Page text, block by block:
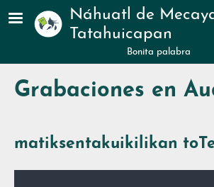
Pasar al contenido principal
Náhuatl de
Tatahuicapan
Bonita palabra
Grabaciones en
matiksentakuikilikan